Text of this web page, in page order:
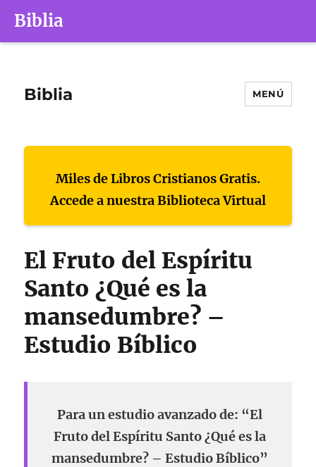
Biblia
Biblia MENÚ
Miles de Libros Cristianos Gratis.
Accede a nuestra Biblioteca Virtual
El Fruto del Espíritu
Santo ¿Qué es la
mansedumbre? –
Estudio Bíblico
Para un estudio avanzado de: “El
Fruto del Espíritu Santo ¿Qué es la
mansedumbre? – Estudio Bíblico”